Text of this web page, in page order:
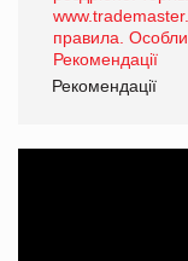
Рекомендації